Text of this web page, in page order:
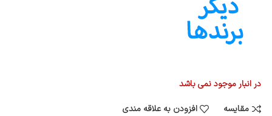
در انبار موجود نمی باشد
مقایسه
افزودن به علاقه مندی